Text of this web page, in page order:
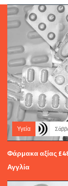
Υγεία
Φάρμακα αξίας
Αγγλία